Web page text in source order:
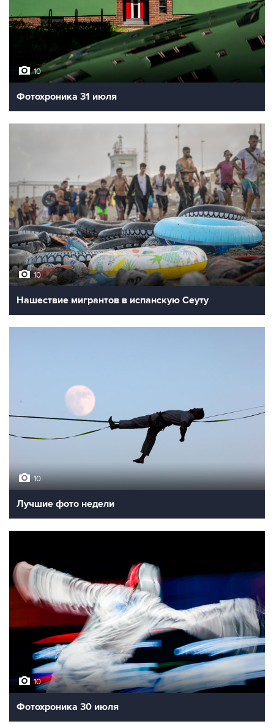
10
Фотохроника 31 июля
10
Нашествие мигрантов в испанскую Сеуту
10
Лучшие фото недели
10
Фотохроника 30 июля